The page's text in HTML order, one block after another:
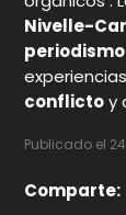
Nivelle-
periodismo
conflictoy
Publicado el
Comparte: